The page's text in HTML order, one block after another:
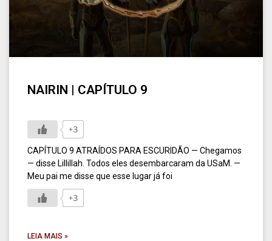
NAIRIN | CAPÍTULO 9
+3
CAPÍTULO 9 ATRAÍDOS PARA ESCURIDÃO — Chegamos
— disse Lillillah. Todos eles desembarcaram da USaM. —
Meu pai me disse que esse lugar já foi
+3
LEIA MAIS »